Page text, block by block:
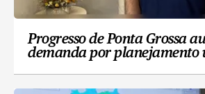
Progresso de Ponta Grossa
demanda por planejamento